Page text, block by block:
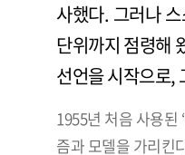
사했다. 그러나
단위까지 점령해
선언을 시작으로,
1955년 처음 사용된
즘과 모델을 가리킨